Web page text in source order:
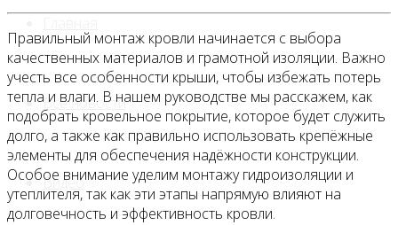
Все новости
Видео
Правильный монтаж кровли начинается с выбора
качественных материалов и грамотной изоляции. Важно
учесть все особенности крыши, чтобы избежать потерь
тепла и влаги. В нашем руководстве мы расскажем, как
подобрать кровельное покрытие, которое будет служить
долго, а также как правильно использовать крепёжные
элементы для обеспечения надёжности конструкции.
Особое внимание уделим монтажу гидроизоляции и
утеплителя, так как эти этапы напрямую влияют на
долговечность и эффективность кровли.